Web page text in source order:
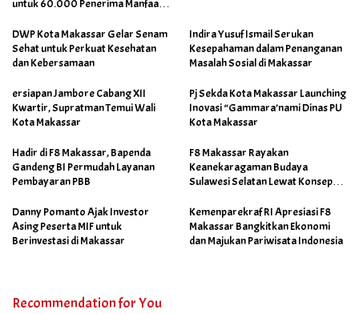
untuk 60.000 Penerima Manfaat
DWP Kota Makassar Gelar Senam
Sehat untuk Perkuat Kesehatan
dan Kebersamaan
Indira Yusuf Ismail Serukan
Kesepahaman dalam Penanganan
Masalah Sosial di Makassar
ersiapan Jambore Cabang XII
Kwartir, Supratman Temui Wali
Kota Makassar
Pj Sekda Kota Makassar Launching
Inovasi “Gammara’nami Dinas PU
Kota Makassar
Hadir di F8 Makassar, Bapenda
Gandeng BI Permudah Layanan
Pembayaran PBB
F8 Makassar Rayakan
Keanekaragaman Budaya
Sulawesi Selatan Lewat Konsep
Danny Pomanto Ajak Investor
Asing Peserta MIF untuk
Berinvestasi di Makassar
Kemenparekraf RI Apresiasi F8
Makassar Bangkitkan Ekonomi
dan Majukan Pariwisata Indonesia
Recommendation for You